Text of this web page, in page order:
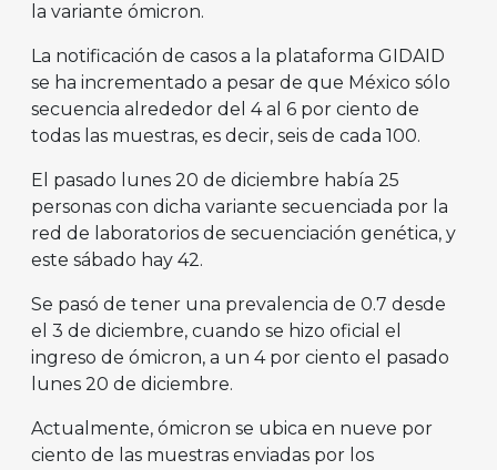
la variante ómicron.
La notificación de casos a la plataforma GIDAID
se ha incrementado a pesar de que México sólo
secuencia alrededor del 4 al 6 por ciento de
todas las muestras, es decir, seis de cada 100.
El pasado lunes 20 de diciembre había 25
personas con dicha variante secuenciada por la
red de laboratorios de secuenciación genética, y
este sábado hay 42.
Se pasó de tener una prevalencia de 0.7 desde
el 3 de diciembre, cuando se hizo oficial el
ingreso de ómicron, a un 4 por ciento el pasado
lunes 20 de diciembre.
Actualmente, ómicron se ubica en nueve por
ciento de las muestras enviadas por los